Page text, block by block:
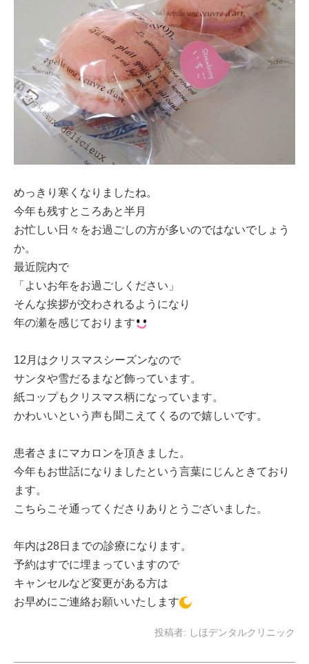
めっきり寒くなりましたね。
今年も残すところあと半月
お忙しい日々をお過ごしの方が多いのではないでしょう
か。
最近院内で
「よいお年をお過ごしください」
そんな挨拶が交わされるようになり
年の瀬を感じております
12月はクリスマスシーズンなので
サンタや雪だるまなど飾っています。
紙コップもクリスマス柄になっています。
かわいいという声も聞こえてくるので嬉しいです。
患者さまにマカロンを頂きました。
今年もお世話になりましたという言葉にじんときており
ます。
こちらこそ通ってくださりありとうございました。
年内は28日までの診療になります。
予約はすでに埋まっていますので
キャンセルなど変更がある方は
お早めにご連絡お願いいたします
投稿者: しほデンタルクリニック